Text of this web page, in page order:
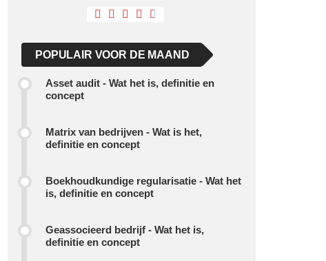
POPULAIR VOOR DE MAAND
Asset audit - Wat het is, definitie en
concept
Matrix van bedrijven - Wat is het,
definitie en concept
Boekhoudkundige regularisatie - Wat het
is, definitie en concept
Geassocieerd bedrijf - Wat het is,
definitie en concept